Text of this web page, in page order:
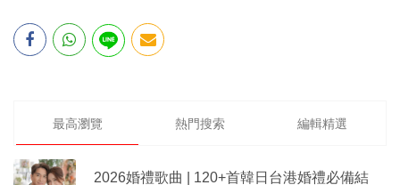
最高瀏覽 熱門搜索 編輯精選
2026婚禮歌曲 | 120+首韓日台港婚禮必備結